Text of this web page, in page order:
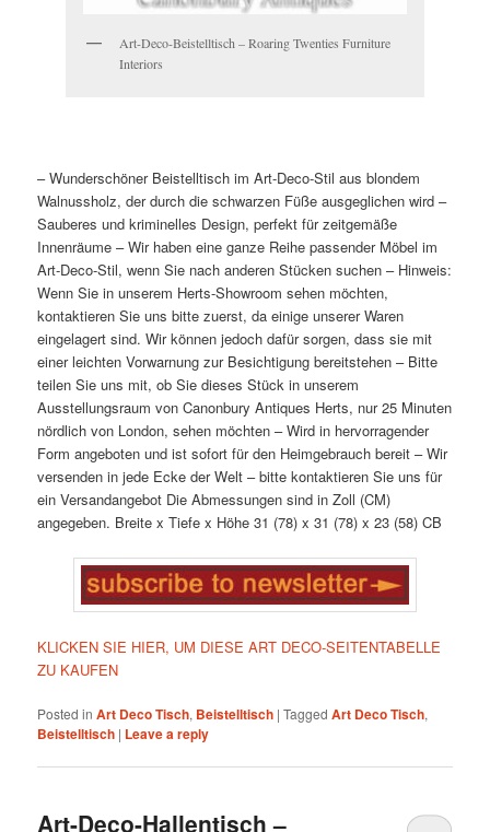
Art-Deco-Beistelltisch – Roaring Twenties Furniture
Interiors
– Wunderschöner Beistelltisch im Art-Deco-Stil aus blondem
Walnussholz, der durch die schwarzen Füße ausgeglichen wird –
Sauberes und kriminelles Design, perfekt für zeitgemäße
Innenräume – Wir haben eine ganze Reihe passender Möbel im
Art-Deco-Stil, wenn Sie nach anderen Stücken suchen – Hinweis:
Wenn Sie in unserem Herts-Showroom sehen möchten,
kontaktieren Sie uns bitte zuerst, da einige unserer Waren
eingelagert sind. Wir können jedoch dafür sorgen, dass sie mit
einer leichten Vorwarnung zur Besichtigung bereitstehen – Bitte
teilen Sie uns mit, ob Sie dieses Stück in unserem
Ausstellungsraum von Canonbury Antiques Herts, nur 25 Minuten
nördlich von London, sehen möchten – Wird in hervorragender
Form angeboten und ist sofort für den Heimgebrauch bereit – Wir
versenden in jede Ecke der Welt – bitte kontaktieren Sie uns für
ein Versandangebot Die Abmessungen sind in Zoll (CM)
angegeben. Breite x Tiefe x Höhe 31 (78) x 31 (78) x 23 (58) CB
KLICKEN SIE HIER, UM DIESE ART DECO-SEITENTABELLE
ZU KAUFEN
Posted in Art Deco Tisch, Beistelltisch |Tagged Art Deco Tisch,
Beistelltisch | Leave a reply
Art-Deco-Hallentisch –